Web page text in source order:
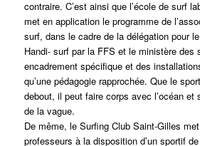
contraire. C’est ainsi que l’école de surf
met en application le programme de
surf, dans le cadre de la délégation pour
Handi- surf par la FFS et le ministère des
encadrement spécifique et des
qu’une pédagogie rapprochée. Que le
debout, il peut faire corps avec l’océan et
de la vague.
De même, le Surfing Club Saint-Gilles
professeurs à la disposition d’un sportif